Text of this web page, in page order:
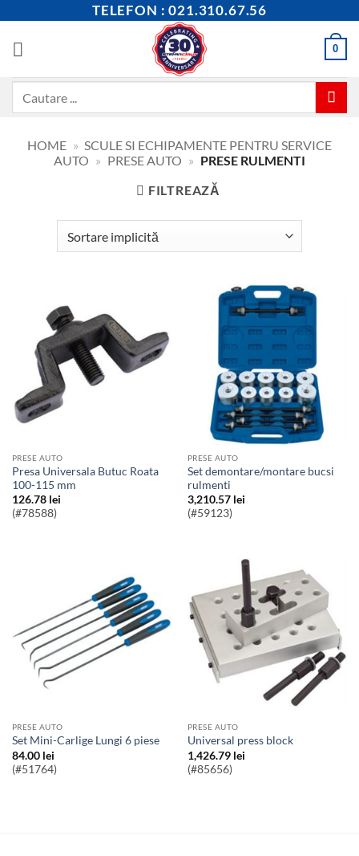
content
TELEFON : 021.310.67.56
0
HOME » SCULE SI ECHIPAMENTE PENTRU SERVICE
AUTO » PRESE AUTO » PRESE RULMENTI
FILTREAZĂ
PRESE AUTO
Presa Universala Butuc Roata
100-115 mm
126.78 lei
(#78588)
PRESE AUTO
Set demontare/montare bucsi
rulmenti
3,210.57 lei
(#59123)
PRESE AUTO
Set Mini-Carlige Lungi 6 piese
84.00 lei
(#51764)
PRESE AUTO
universal press block
1,426.79 lei
(#85656)